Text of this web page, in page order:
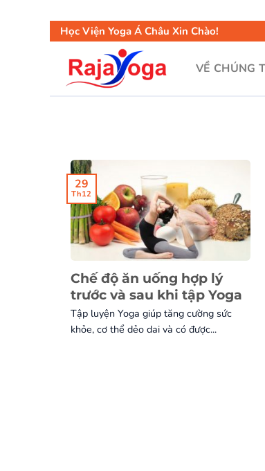
Học Viện Yoga Á Châu Xin Chào!
VỀ CHÚNG
Chế độ ăn uống hợp lý
trước và sau khi tập Yoga
Tập luyện Yoga giúp tăng cường sức
khỏe, cơ thể dẻo dai và có được...
29
Th12